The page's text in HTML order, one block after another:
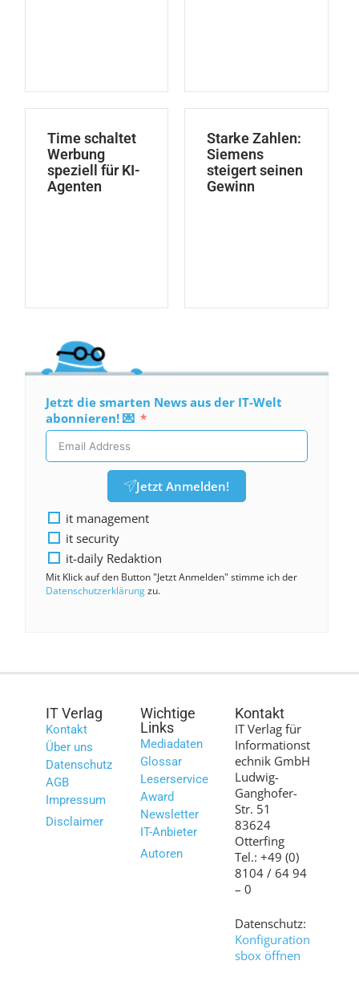
Time schaltet
Werbung
speziell für KI-
Agenten
Starke Zahlen:
Siemens
steigert seinen
Gewinn
Jetzt die smarten News aus der IT-Welt
abonnieren! 💌
Jetzt Anmelden!
it management
it security
it-daily Redaktion
Mit Klick auf den Button "Jetzt Anmelden" stimme ich der
Datenschutzerklärungzu.
IT Verlag
Kontakt
Über uns
Datenschutz
AGB
Impressum
Disclaimer
Wichtige
Links
Mediadaten
Glossar
Leserservice
Award
Newsletter
IT-Anbieter
Autoren
Kontakt
IT Verlag für
Informationst
echnik GmbH
Ludwig-
Ganghofer-
Str. 51
83624
Otterfing
Tel.: +49 (0)
8104 / 64 94
– 0
Datenschutz:
Konfiguration
sbox öffnen